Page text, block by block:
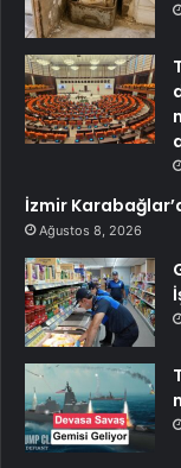
İzmir
Ağustos 8, 2026